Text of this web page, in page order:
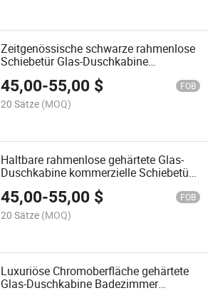
Zeitgenössische schwarze rahmenlose
Schiebetür Glas-Duschkabine
Badezimmer Duschabtrennung
45,00-55,00 $ FOB
20 Sätze (MOQ)
Haltbare rahmenlose gehärtete Glas-
Duschkabine kommerzielle Schiebetür-
45,00-55,00 $ FOB
20 Sätze (MOQ)
Luxuriöse Chromoberfläche gehärtete
Glas-Duschkabine Badezimmer